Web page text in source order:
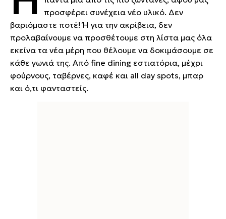
προσφέρει συνέχεια νέο υλικό. Δεν
βαριόμαστε ποτέ! Ή για την ακρίβεια, δεν
προλαβαίνουμε να προσθέτουμε στη λίστα μας όλα
εκείνα τα νέα μέρη που θέλουμε να δοκιμάσουμε σε
κάθε γωνιά της. Από fine dining εστιατόρια, μέχρι
φούρνους, ταβέρνες, καφέ και all day spots, μπαρ
και ό,τι φανταστείς.